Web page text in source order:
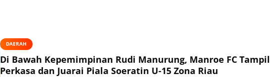
DAERAH
Di Bawah Kepemimpinan Rudi Manurung, Manroe FC Tampil
Perkasa dan Juarai Piala Soeratin U-15 Zona Riau